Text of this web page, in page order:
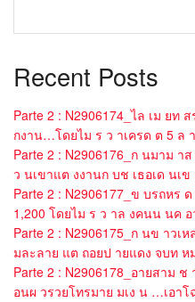
Recent Posts
Parte 2 : N2906174_ไล เม ยท
กงาน…โดยไม ร ว าเครด ต 5 ล
Parte 2 : N2906176_ก นมาม า
ว นเขาแต งงานก บช เธอเด นเ
Parte 2 : N2906177_ข บรถหร
1,200 โดยไม ร ว าล งคนน นค อ
Parte 2 : N2906175_ก นข าวเ
มละลาย แต ถอยป ายแดง จบท ห
Parte 2 : N2906178_อายสาม
อนผ วรวยโทรมาย มเง น …เอา